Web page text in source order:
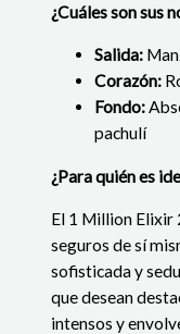
¿Cuáles son sus
Salida:
Corazón:
Fondo:
pachulí
¿Para quién es
El 1 Million Elixir
seguros de sí
sofisticada y
que desean
intensos y